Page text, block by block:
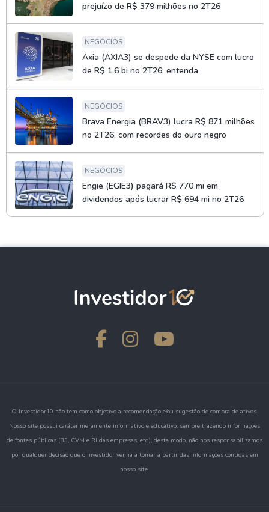
prejuízo de R$ 379 milhões no 2T26
NEGÓCIOS
Axia (AXIA3) se despede da NYSE com lucro
de R$ 1,6 bi no 2T26; entenda
NEGÓCIOS
Brava Energia (BRAV3) lucra R$ 871 milhões
no 2T26, com recordes do ouro negro
NEGÓCIOS
Engie (EGIE3) pagará R$ 770 mi em
dividendos após lucrar R$ 694 mi no 2T26
O Investidor10 não tem como objetivo a recomendação e/ou sugestão de compra de ativos.
Nosso site possui caráter meramente informativo e educativo, sempre trazendo informações
de fontes públicas (B3, CVM e RI das empresas, etc.), deste modo, não nos responsabilizamos
por qualquer decisão que o investidor venha a tomar a partir das informações contidas em
nosso site.